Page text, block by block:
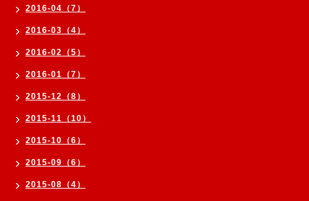
2016-04（7）
2016-03（4）
2016-02（5）
2016-01（7）
2015-12（8）
2015-11（10）
2015-10（6）
2015-09（6）
2015-08（4）